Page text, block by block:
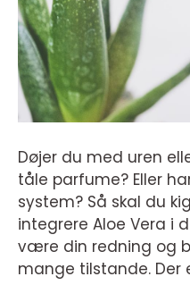
Døjer du med uren
tåle parfume? Eller
system? Så skal du
integrere Aloe Vera i
være din redning og
mange tilstande. Der